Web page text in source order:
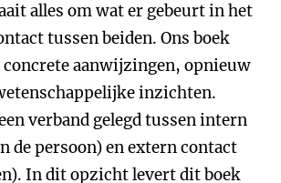
alles om wat er gebeurt in het
tussen beiden. Ons boek
concrete aanwijzingen, opnieuw
inzichten.
verband gelegd tussen intern
de persoon) en extern contact
In dit opzicht levert dit boek